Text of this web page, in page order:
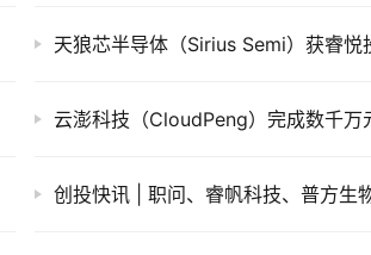
天狼芯半导体（Sirius Semi）获睿悦
云澎科技（CloudPeng）完成数千万